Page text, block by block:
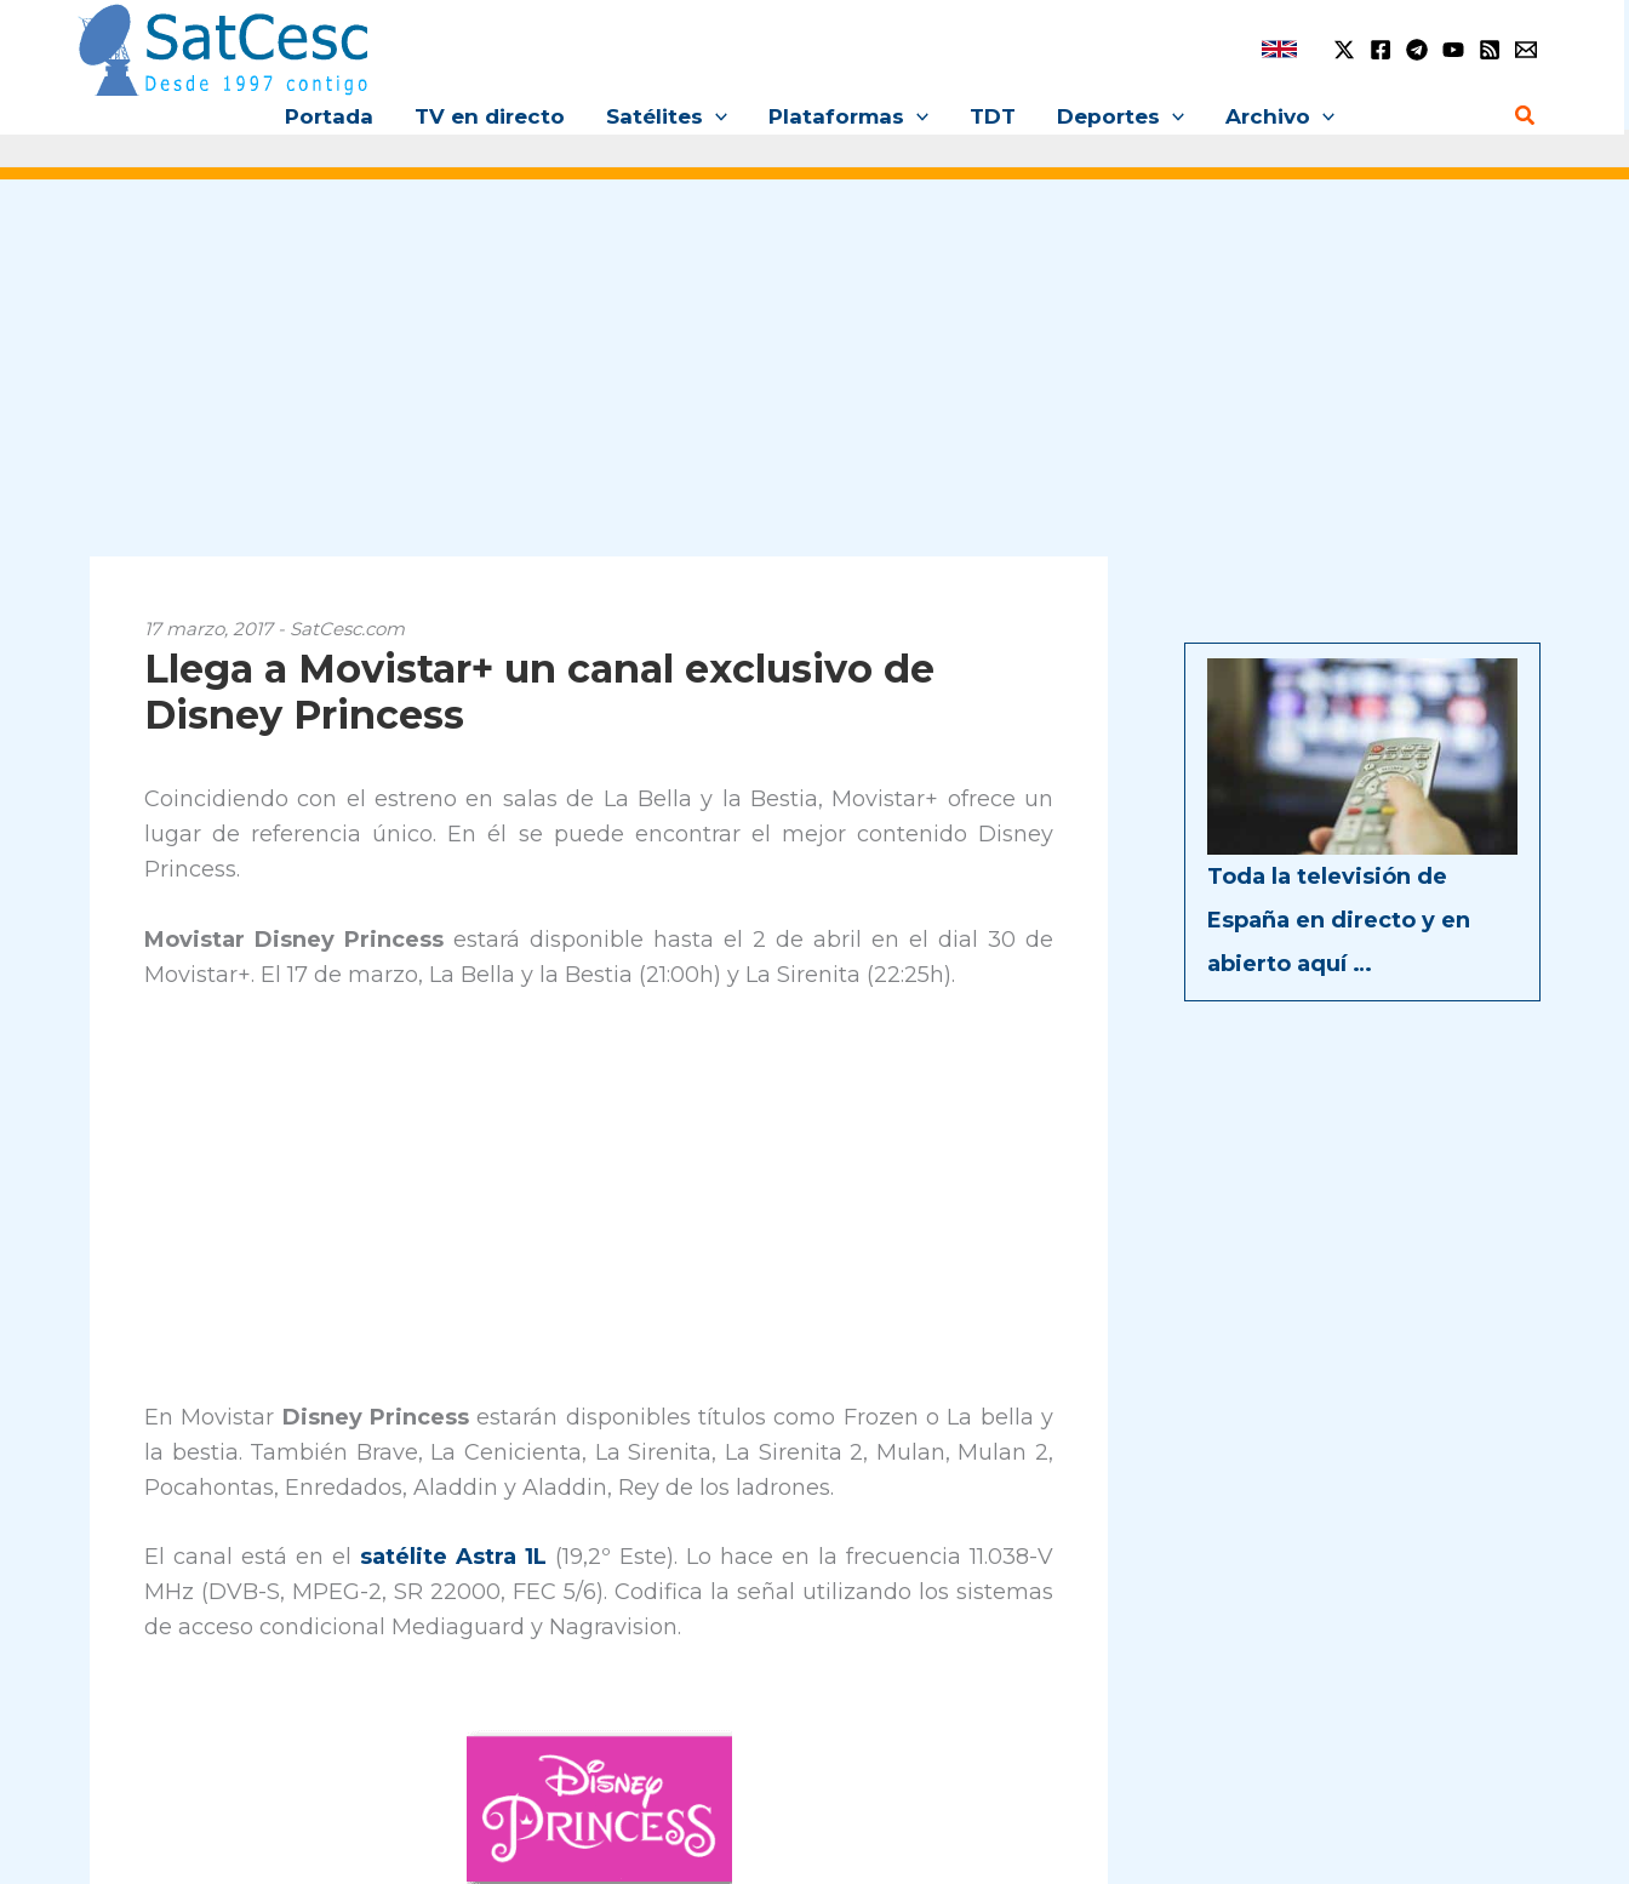
contenido
Portada TV en directo Satélites Plataformas TDT Deportes Archivo Buscar
17 marzo, 2017 - SatCesc.com
Llega a Movistar+ un canal exclusivo de
Disney Princess
Coincidiendo con el estreno en salas de La Bella y la Bestia, Movistar+ ofrece un
lugar de referencia único. En él se puede encontrar el mejor contenido Disney
Princess.
Movistar Disney Princess estará disponible hasta el 2 de abril en el dial 30 de
Movistar+. El 17 de marzo, La Bella y la Bestia (21:00h) y La Sirenita (22:25h).
En Movistar Disney Princess estarán disponibles títulos como Frozen o La bella y
la bestia. También Brave, La Cenicienta, La Sirenita, La Sirenita 2, Mulan, Mulan 2,
Pocahontas, Enredados, Aladdin y Aladdin, Rey de los ladrones.
El canal está en el satélite Astra 1L (19,2º Este). Lo hace en la frecuencia 11.038-V
MHz (DVB-S, MPEG-2, SR 22000, FEC 5/6). Codifica la señal utilizando los sistemas
de acceso condicional Mediaguard y Nagravision.
Toda la televisión de
España en directo y en
abierto aquí …